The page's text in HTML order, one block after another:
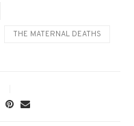
THE MATERNAL DEATHS